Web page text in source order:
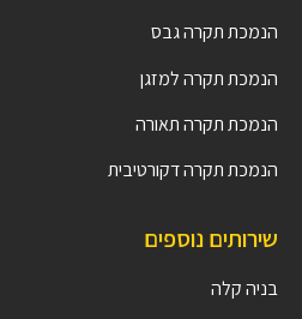
הנמכת תקרה גבס
הנמכת תקרה למזגן
הנמכת תקרה תאורה
הנמכת תקרה דקורטיבית
שירותים נוספים
בניה קלה